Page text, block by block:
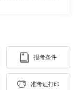
报考条件
准考证打印